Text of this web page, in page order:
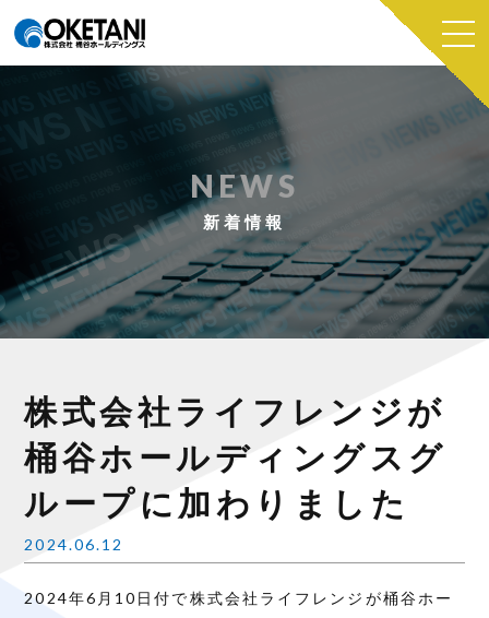
NEWS
新着情報
株式会社ライフレンジが
桶谷ホールディングスグ
ループに加わりました
2024.06.12
2024年6月10日付で株式会社ライフレンジが桶谷ホー